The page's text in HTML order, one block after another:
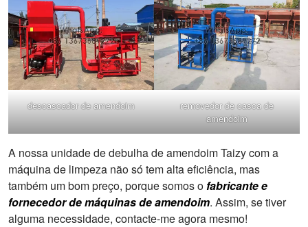
descascador de amendoim
removedor de casca de
amendoim
A nossa unidade de debulha de amendoim Taizy com a
máquina de limpeza não só tem alta eficiência, mas
também um bom preço, porque somos ofabricante e
fornecedor de máquinas de amendoim. Assim, se tiver
alguma necessidade, contacte-me agora mesmo!